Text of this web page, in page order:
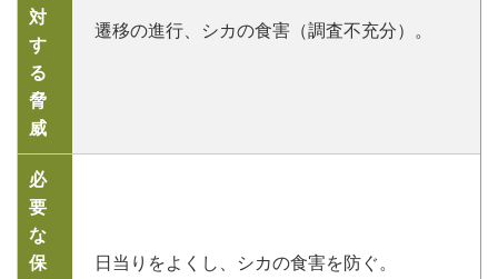
対
す
る
脅
威
遷移の進行、シカの食害（調査不充分）。
必
要
な
保
日当りをよくし、シカの食害を防ぐ。